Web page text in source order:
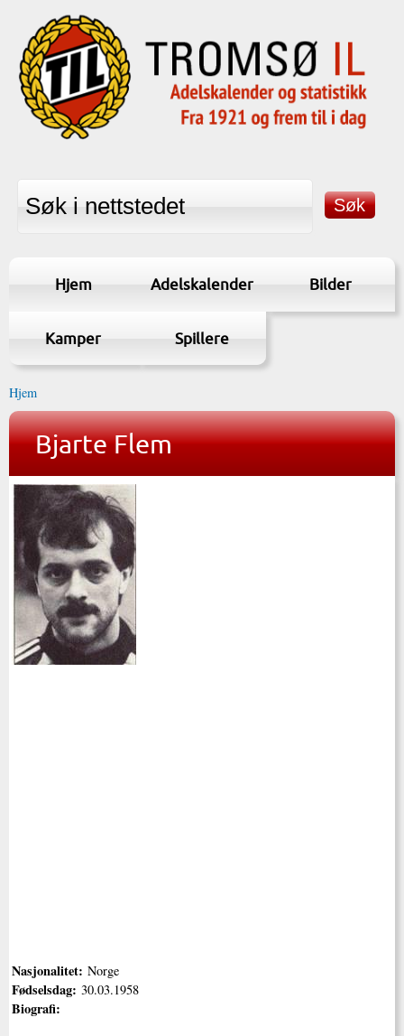
Hjem Adelskalender Bilder
Kamper Spillere
Hjem
Bjarte Flem
Nasjonalitet: Norge
Fødselsdag: 30.03.1958
Biografi: